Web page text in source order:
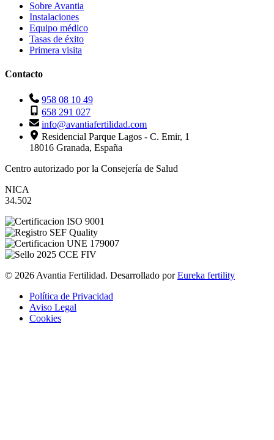
Sobre Avantia
Instalaciones
Equipo médico
Tasas de éxito
Primera visita
Contacto
958 08 10 49
658 291 027
info@avantiafertilidad.com
Residencial Parque Lagos - C. Emir, 1
18016 Granada, España
Centro autorizado por la Consejería de Salud
NICA
34.502
© 2026 Avantia Fertilidad. Desarrollado porEureka fertility
Política de Privacidad
Aviso Legal
Cookies